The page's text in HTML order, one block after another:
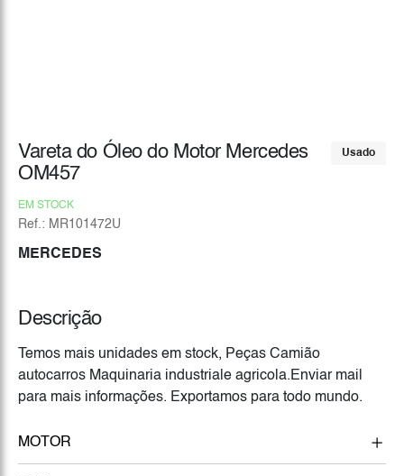
Usado
Vareta do Óleo do Motor Mercedes
OM457
EM STOCK
Ref.: MR101472U
MERCEDES
Descrição
Temos mais unidades em stock, Peças Camião
autocarros Maquinaria industriale agricola.Enviar mail
para mais informações. Exportamos para todo mundo.
MOTOR